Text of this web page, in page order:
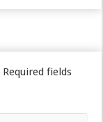
Required fields